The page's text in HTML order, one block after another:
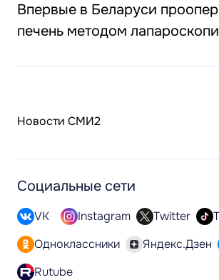
Впервые в Беларуси
печень методом
Новости СМИ2
Социальные сети
VK Instagram Twitter
Одноклассники
Яндекс.Дзен
Rutube